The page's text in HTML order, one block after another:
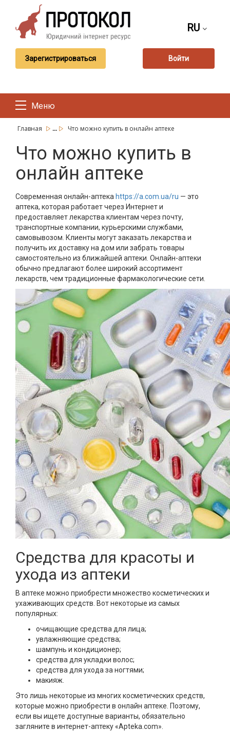
RU
Зарегистрироваться Войти
Меню
Главная ... Что можно купить в онлайн аптеке
Что можно купить в
онлайн аптеке
Современная онлайн-аптека https://a.com.ua/ru — это
аптека, которая работает через Интернет и
предоставляет лекарства клиентам через почту,
транспортные компании, курьерскими службами,
самовывозом. Клиенты могут заказать лекарства и
получить их доставку на дом или забрать товары
самостоятельно из ближайшей аптеки. Онлайн-аптеки
обычно предлагают более широкий ассортимент
лекарств, чем традиционные фармакологические сети.
Средства для красоты и
ухода из аптеки
В аптеке можно приобрести множество косметических и
ухаживающих средств. Вот некоторые из самых
популярных:
очищающие средства для лица;
увлажняющие средства;
шампунь и кондиционер;
средства для укладки волос;
средства для ухода за ногтями;
макияж.
Это лишь некоторые из многих косметических средств,
которые можно приобрести в онлайн аптеке. Поэтому,
если вы ищете доступные варианты, обязательно
загляните в интернет-аптеку «Apteka.com».